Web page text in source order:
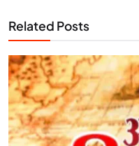
Related Posts